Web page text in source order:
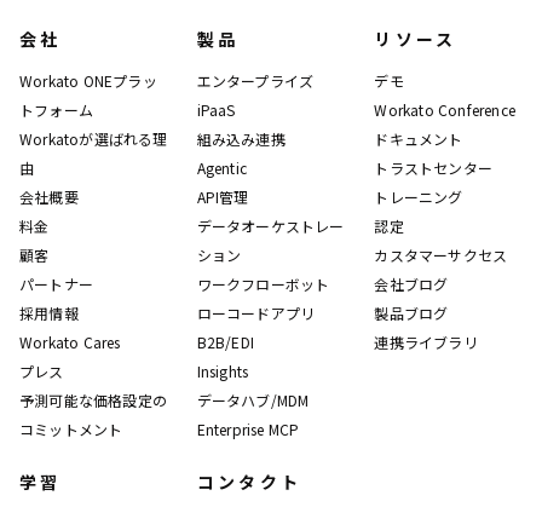
会社
Workato ONEプラッ
トフォーム
Workatoが選ばれる理
由
会社概要
料金
顧客
パートナー
採用情報
Workato Cares
プレス
予測可能な価格設定の
コミットメント
製品
エンタープライズ
iPaaS
組み込み連携
Agentic
API管理
データオーケストレー
ション
ワークフローボット
ローコードアプリ
B2B/EDI
Insights
データハブ/MDM
Enterprise MCP
リソース
デモ
Workato Conference
ドキュメント
トラストセンター
トレーニング
認定
カスタマーサクセス
会社ブログ
製品ブログ
連携ライブラリ
学習 コンタクト